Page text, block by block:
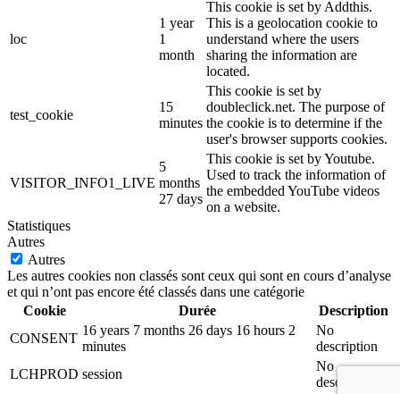
loc
1 year
1
month
This cookie is set by Addthis.
This is a geolocation cookie to
understand where the users
sharing the information are
located.
test_cookie
15
minutes
This cookie is set by
doubleclick.net. The purpose of
the cookie is to determine if the
user's browser supports cookies.
VISITOR_INFO1_LIVE
5
months
27 days
This cookie is set by Youtube.
Used to track the information of
the embedded YouTube videos
on a website.
Statistiques
Autres
Autres
Les autres cookies non classés sont ceux qui sont en cours d’analyse
et qui n’ont pas encore été classés dans une catégorie
Cookie
Durée
Description
CONSENT
16 years 7 months 26 days 16 hours 2
minutes
No
description
LCHPROD session
No
description